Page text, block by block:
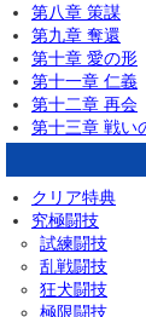
第八章 策謀
第九章 奪還
第十章 愛の形
第十一章 仁義
第十二章 再会
第十三章 戦い
クリア特典
究極闘技
試練闘技
乱戦闘技
狂犬闘技
極限闘技